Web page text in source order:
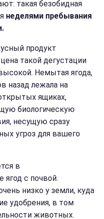
такая безобидная
неделями пребывания
продукт
такой дегустации
Немытая ягода,
назад лежала на
ящиках,
биологическую
несущую сразу
угроз для вашего
в
ягод с почвой.
низко у земли, куда
удобрения, в том
животных.